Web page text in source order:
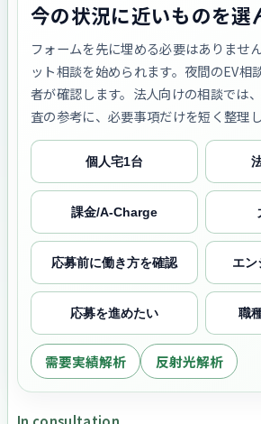
今の状況に近いものを選
フォームを先に埋める必要はありませ
ット相談を始められます。夜間のEV相
者が確認します。法人向けの相談では
査の参考に、必要事項だけを短く整理し
個人宅1台
課金/A-Charge
応募前に働き方を確認 エン
応募を進めたい 職
需要実績解析 反射光解析